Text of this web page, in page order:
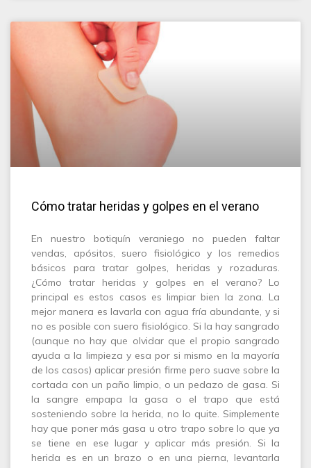
Cómo tratar heridas y golpes en el verano
En nuestro botiquín veraniego no pueden faltar
vendas, apósitos, suero fisiológico y los remedios
básicos para tratar golpes, heridas y rozaduras.
¿Cómo tratar heridas y golpes en el verano? Lo
principal es estos casos es limpiar bien la zona. La
mejor manera es lavarla con agua fría abundante, y si
no es posible con suero fisiológico. Si la hay sangrado
(aunque no hay que olvidar que el propio sangrado
ayuda a la limpieza y esa por si mismo en la mayoría
de los casos) aplicar presión firme pero suave sobre la
cortada con un paño limpio, o un pedazo de gasa. Si
la sangre empapa la gasa o el trapo que está
sosteniendo sobre la herida, no lo quite. Simplemente
hay que poner más gasa u otro trapo sobre lo que ya
se tiene en ese lugar y aplicar más presión. Si la
herida es en un brazo o en una pierna, levantarla